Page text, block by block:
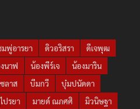
พู่อารยา ดิวอริสรา
ดีเจพุฒ
นาฟ น้องพีร์เจ
น้องมาริน
ลาส บีมกวี
บุ๋มปนัดดา
ปรยา มายด์ ณภศศิ
มิวนิษฐา